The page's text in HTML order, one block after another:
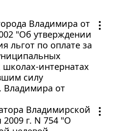
Владимира от
"Об утверждении
льгот по оплате за
интернатах
силу
Владимира от
Владимирской
2009 г. N 754 "О